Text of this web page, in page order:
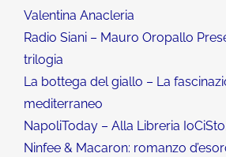
Valentina Anacleria
Radio Siani – Mauro Oropallo
trilogia
La bottega del giallo – La
mediterraneo
NapoliToday – Alla Libreria
Ninfee & Macaron: romanzo